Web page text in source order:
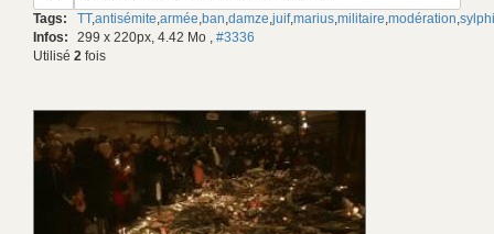
gif:
Tags: TT,antisémite,armée,ban,damze,juif,marius,militaire,modération,
Infos:
299 x 220px, 4.42 Mo , #3336
Utilisé 2 fois